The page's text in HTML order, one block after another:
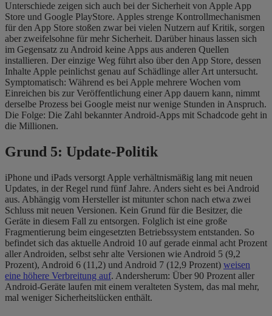
Unterschiede zeigen sich auch bei der Sicherheit von Apple App
Store und Google PlayStore. Apples strenge Kontrollmechanismen
für den App Store stoßen zwar bei vielen Nutzern auf Kritik, sorgen
aber zweifelsohne für mehr Sicherheit. Darüber hinaus lassen sich
im Gegensatz zu Android keine Apps aus anderen Quellen
installieren. Der einzige Weg führt also über den App Store, dessen
Inhalte Apple peinlichst genau auf Schädlinge aller Art untersucht.
Symptomatisch: Während es bei Apple mehrere Wochen vom
Einreichen bis zur Veröffentlichung einer App dauern kann, nimmt
derselbe Prozess bei Google meist nur wenige Stunden in Anspruch.
Die Folge: Die Zahl bekannter Android-Apps mit Schadcode geht in
die Millionen.
Grund 5: Update-Politik
iPhone und iPads versorgt Apple verhältnismäßig lang mit neuen
Updates, in der Regel rund fünf Jahre. Anders sieht es bei Android
aus. Abhängig vom Hersteller ist mitunter schon nach etwa zwei
Schluss mit neuen Versionen. Kein Grund für die Besitzer, die
Geräte in diesem Fall zu entsorgen. Folglich ist eine große
Fragmentierung beim eingesetzten Betriebssystem entstanden. So
befindet sich das aktuelle Android 10 auf gerade einmal acht Prozent
aller Androiden, selbst sehr alte Versionen wie Android 5 (9,2
Prozent), Android 6 (11,2) und Android 7 (12,9 Prozent) weisen
eine höhere Verbreitung auf. Andersherum: Über 90 Prozent aller
Android-Geräte laufen mit einem veralteten System, das mal mehr,
mal weniger Sicherheitslücken enthält.